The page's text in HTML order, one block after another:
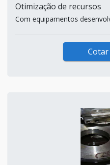
Otimização de recursos
Com equipamentos